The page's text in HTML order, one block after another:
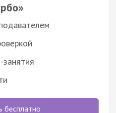
бесплатно